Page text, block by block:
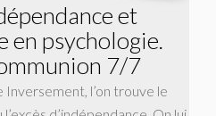
et
en psychologie.
7/7
Inversement, l’on trouve le